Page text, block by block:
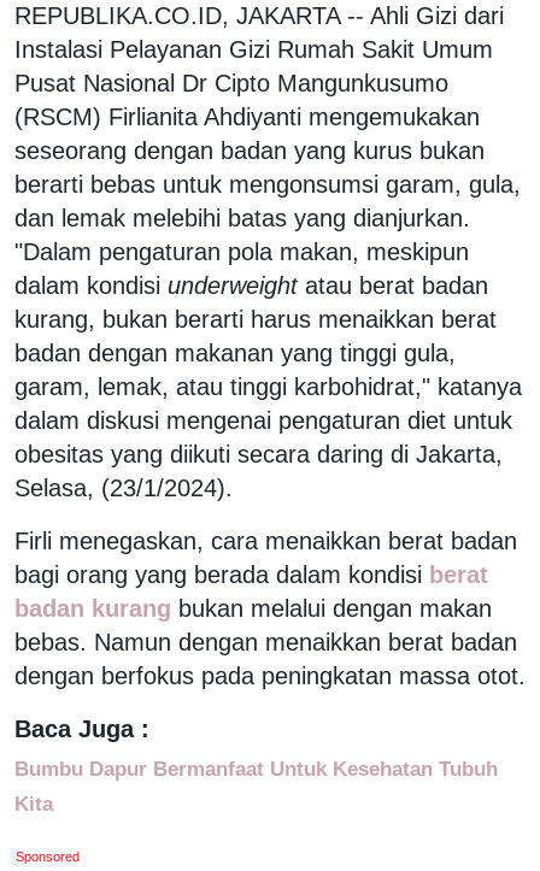
REPUBLIKA.CO.ID, JAKARTA -- Ahli Gizi dari
Instalasi Pelayanan Gizi Rumah Sakit Umum
Pusat Nasional Dr Cipto Mangunkusumo
(RSCM) Firlianita Ahdiyanti mengemukakan
seseorang dengan badan yang kurus bukan
berarti bebas untuk mengonsumsi garam, gula,
dan lemak melebihi batas yang dianjurkan.
"Dalam pengaturan pola makan, meskipun
dalam kondisi underweightatau berat badan
kurang, bukan berarti harus menaikkan berat
badan dengan makanan yang tinggi gula,
garam, lemak, atau tinggi karbohidrat," katanya
dalam diskusi mengenai pengaturan diet untuk
obesitas yang diikuti secara daring di Jakarta,
Selasa, (23/1/2024).
Firli menegaskan, cara menaikkan berat badan
bagi orang yang berada dalam kondisi berat
badan kurang bukan melalui dengan makan
bebas. Namun dengan menaikkan berat badan
dengan berfokus pada peningkatan massa otot.
Baca Juga :
Bumbu Dapur Bermanfaat Untuk Kesehatan Tubuh
Kita
Sponsored